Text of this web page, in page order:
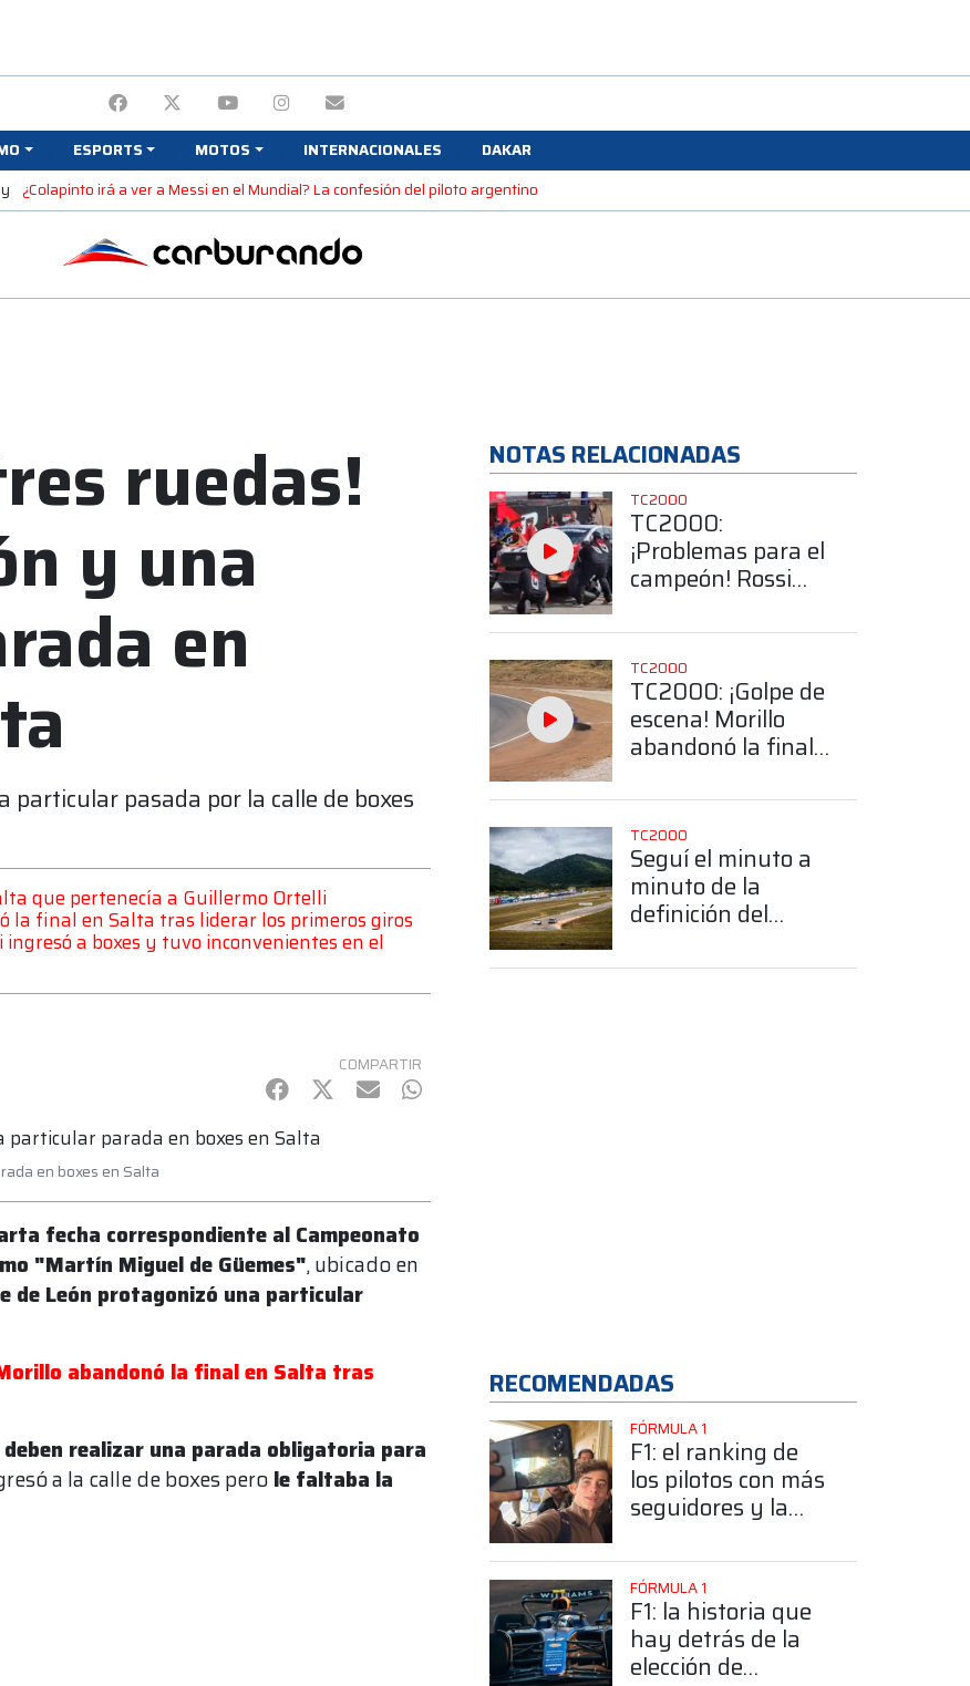
ESPORTS MOTOS INTERNACIONALES
DAKAR
¿Colapinto irá a ver a Messi en el Mundial? La confesión del piloto argentino
ruedas!
y una
en
particular pasada por la calle de boxes
que pertenecía a Guillermo Ortelli
la final en Salta tras liderar los primeros giros
ingresó a boxes y tuvo inconvenientes en el
COMPARTIR
Facebook
Twitter
mail WhatsApp
en boxes en Salta
fecha correspondiente al Campeonato
"Martín Miguel de Güemes", ubicado en
de León protagonizó una particular
abandonó la final en Salta tras
realizar una parada obligatoria para
a la calle de boxes pero le faltaba la
NOTAS RELACIONADAS
TC2000
TC2000:
¡Problemas para el
campeón! Rossi
tuvo
inconvenientes en
el cambio de
neumáticos
TC2000
TC2000: ¡Golpe de
escena! Morillo
abandonó la final
liderar los primeros
giros
TC2000
Seguí el minuto a
minuto de la
definición del
RECOMENDADAS
FÓRMULA 1
F1: el ranking de
los pilotos con más
seguidores y la
posición de
Colapinto
FÓRMULA 1
F1: la historia que
hay detrás de la
elección de